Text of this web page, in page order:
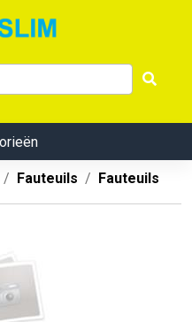
Fauteuils Fauteuils